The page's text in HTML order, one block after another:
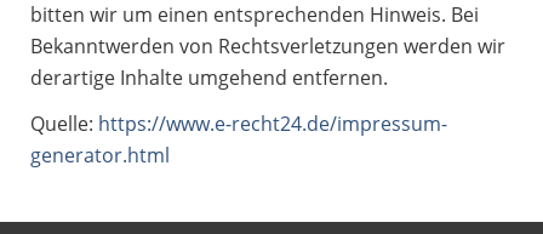
bitten wir um einen entsprechenden Hinweis. Bei
Bekanntwerden von Rechtsverletzungen werden wir
derartige Inhalte umgehend entfernen.
Quelle: https://www.e-recht24.de/impressum-
generator.html